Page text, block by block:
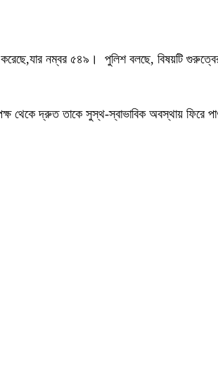
নম্বর ৫৪৯। পুলিশ বলছে, বিষয়টি
থেকে দ্রুত তাকে সুস্থ-স্বাভাবিক অবস্থায় ফিরে